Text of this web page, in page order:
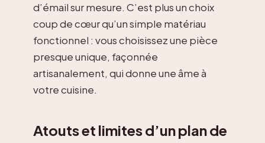
d’émail sur mesure. C’est plus un choix
coup de cœur qu’un simple matériau
fonctionnel : vous choisissez une pièce
presque unique, façonnée
artisanalement, qui donne une âme à
votre cuisine.
Atouts et limites d’un plan de